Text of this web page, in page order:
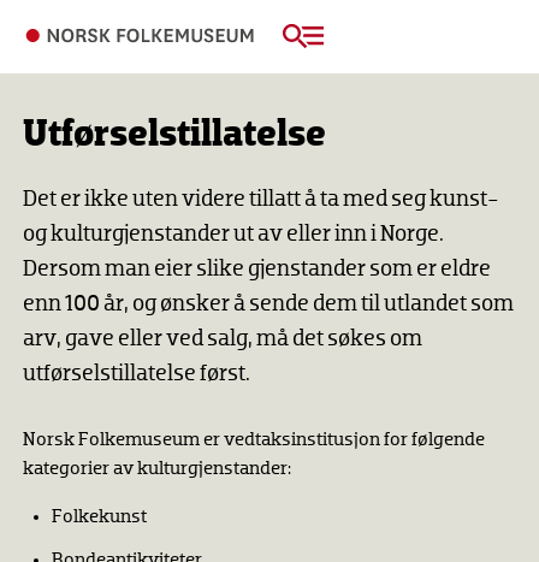
Utførselstillatelse
Det er ikke uten videre tillatt å ta med seg kunst-
og kulturgjenstander ut av eller inn i Norge.
Dersom man eier slike gjenstander som er eldre
enn 100 år, og ønsker å sende dem til utlandet som
arv, gave eller ved salg, må det søkes om
utførselstillatelse først.
Norsk Folkemuseum er vedtaksinstitusjon for følgende
kategorier av kulturgjenstander:
Folkekunst